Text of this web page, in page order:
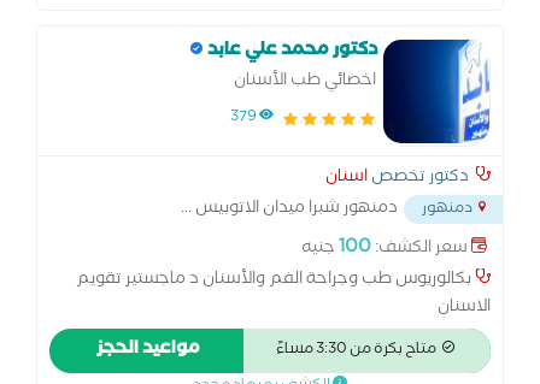
دكتور محمد علي عابد
اخصائي طب الأسنان
379
دكتور تخصصاسنان
دمنهور دمنهور شبرا ميدان الاتوبيس...
سعر الكشف:100جنيه
بكالوريوس طب وجراحة الفم والأسنان د ماجستير تقويم
الاسنان
متاح بكرة من 3:30 مساءً مواعيد الحجز